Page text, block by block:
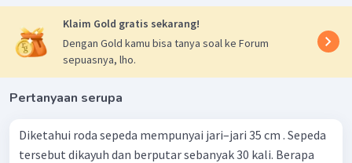
Klaim Gold gratis sekarang!
Dengan Gold kamu bisa tanya soal ke Forum
sepuasnya, lho.
Pertanyaan serupa
Diketahui roda sepeda mempunyai jari–jari 35 cm . Sepeda
tersebut dikayuh dan berputar sebanyak 30 kali. Berapa